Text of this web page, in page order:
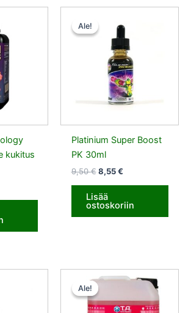
kukitus
€.
Ale!
Ale!
Platinium Super Boost
PK 30ml
9,50€
oli:
9,50 €.
8,55€
on:
8,55 €.
Lisää
ostoskoriin
€.
Ale!
Ale!
Alkuperäinen
90,00 €.
hinta
81,00 €.